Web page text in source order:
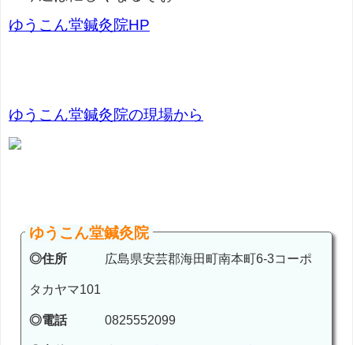
ゆうこん堂鍼灸院HP
ゆうこん堂鍼灸院の現場から
ゆうこん堂鍼灸院
◎住所 広島県安芸郡海田町南本町6-3コーポ
タカヤマ101
◎電話0825552099